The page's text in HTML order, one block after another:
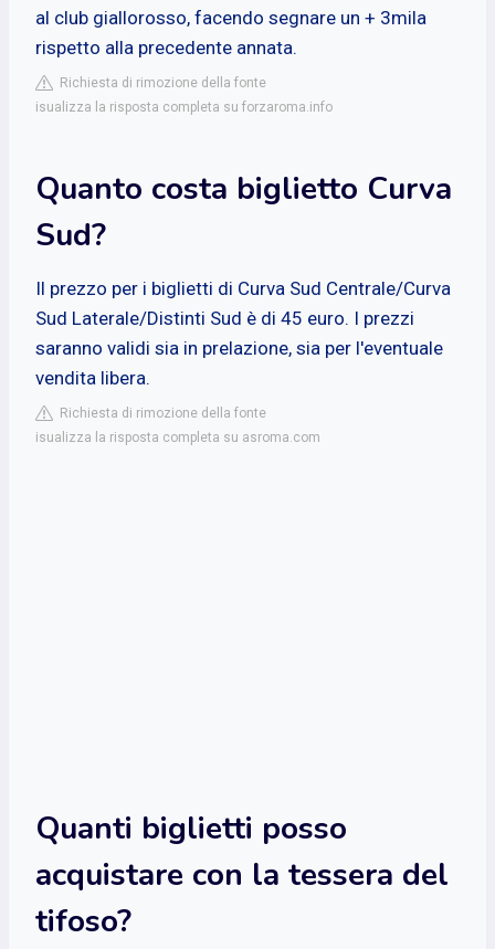
al club giallorosso, facendo segnare un + 3mila
rispetto alla precedente annata.
Richiesta di rimozione della fonte
isualizza la risposta completa su forzaroma.info
Quanto costa biglietto Curva
Sud?
Il prezzo per i biglietti di Curva Sud Centrale/Curva
Sud Laterale/Distinti Sud è di 45 euro. I prezzi
saranno validi sia in prelazione, sia per l'eventuale
vendita libera.
Richiesta di rimozione della fonte
isualizza la risposta completa su asroma.com
Quanti biglietti posso
acquistare con la tessera del
tifoso?